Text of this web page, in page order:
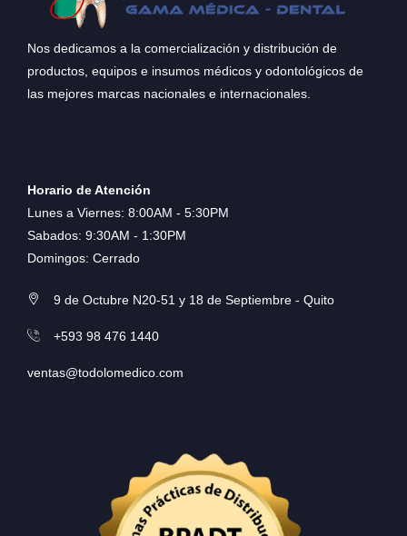
Nos dedicamos a la comercialización y distribución de
productos, equipos e insumos médicos y odontológicos de
las mejores marcas nacionales e internacionales.
Horario de Atención
Lunes a Viernes: 8:00AM - 5:30PM
Sabados: 9:30AM - 1:30PM
Domingos: Cerrado
9 de Octubre N20-51 y 18 de Septiembre - Quito
+593 98 476 1440
ventas@todolomedico.com